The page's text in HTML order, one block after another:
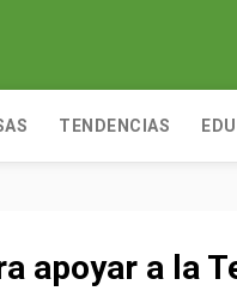
TENDENCIAS
apoyar a la